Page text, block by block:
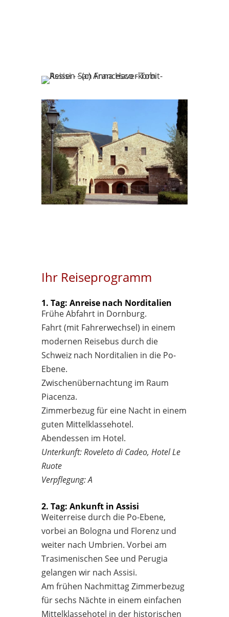
Ihr Reiseprogramm
1. Tag: Anreise nach Norditalien
Frühe Abfahrt in Dornburg.
Fahrt (mit Fahrerwechsel) in einem
modernen Reisebus durch die
Schweiz nach Norditalien in die Po-
Ebene.
Zwischenübernachtung im Raum
Piacenza.
Zimmerbezug für eine Nacht in einem
guten Mittelklassehotel.
Abendessen im Hotel.
Unterkunft: Roveleto di Cadeo, Hotel Le
Ruote
Verpflegung: A
2. Tag: Ankunft in Assisi
Weiterreise durch die Po-Ebene,
vorbei an Bologna und Florenz und
weiter nach Umbrien. Vorbei am
Trasimenischen See und Perugia
gelangen wir nach Assisi.
Am frühen Nachmittag Zimmerbezug
für sechs Nächte in einem einfachen
Mittelklassehotel in der historischen